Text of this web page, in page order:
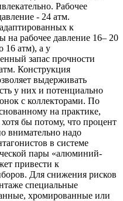
Рабочее
- 24 атм.
к
на рабочее давление 16– 20
16 атм), а у
запас прочности
Конструкция
выдерживать
у них и потенциально
с коллекторами. По
на практике,
бы потому, что процент
внимательно надо
в системе
пары «алюминий-
привести к
Для снижения рисков
специальные
хромированные или